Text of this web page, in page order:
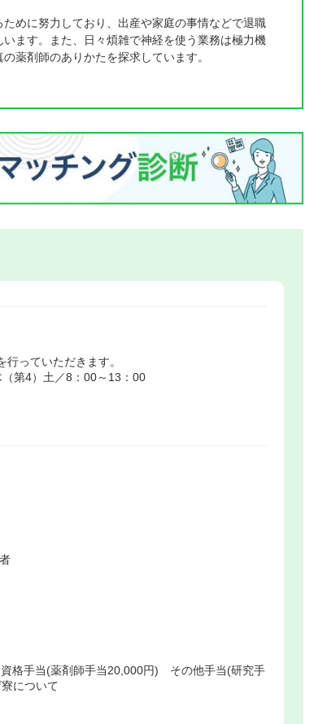
めに努力しており、出産や家庭の事情などで退職
ます。また、日々煩雑で神経を使う業務は極力機
薬剤師のありかたを探求しています。
っていただきます。
第4）土／8：00～13：00
手当(薬剤師手当20,000円) その他手当(研究手
について